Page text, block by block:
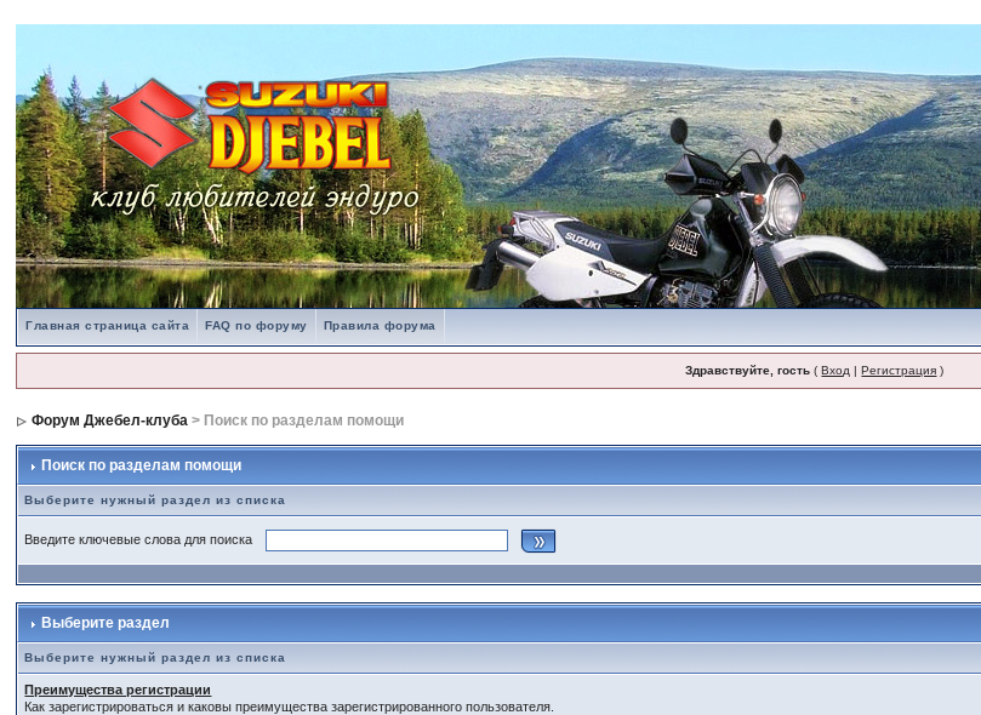
Главная страница сайта FAQ по форуму Правила форума
Здравствуйте, гость (Вход |Регистрация )
Форум Джебел-клуба > Поиск по разделам помощи
Поиск по разделам помощи
Выберите нужный раздел из списка
Введите ключевые слова для поиска
Выберите раздел
Выберите нужный раздел из списка
Преимущества регистрации
Как зарегистрироваться и каковы преимущества зарегистрированного пользователя.